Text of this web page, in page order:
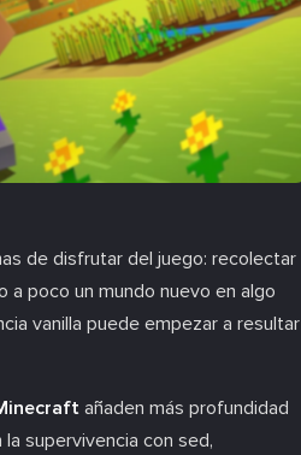
de disfrutar del juego: recolectar
poco un mundo nuevo en algo
vanilla puede empezar a resultar
añaden más profundidad
supervivencia con sed,